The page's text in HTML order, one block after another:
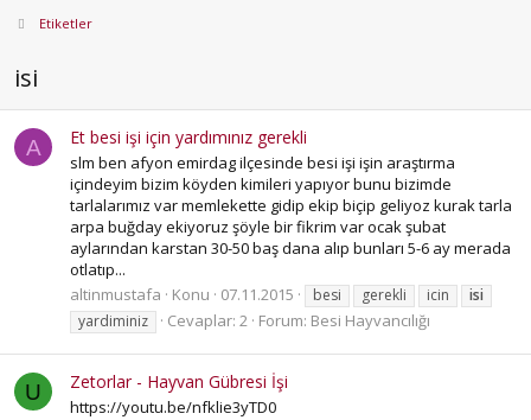
Etiketler
isi
A Et besi işi için yardımınız gerekli
slm ben afyon emirdag ilçesinde besi işi işin araştırma
içindeyim bizim köyden kimileri yapıyor bunu bizimde
tarlalarımız var memlekette gidip ekip biçip geliyoz kurak tarla
arpa buğday ekiyoruz şöyle bir fikrim var ocak şubat
aylarından karstan 30-50 baş dana alıp bunları 5-6 ay merada
otlatıp...
altinmustafa
Konu 07.11.2015 besi gerekli icin
isi
yardiminiz
Cevaplar: 2 Forum: Besi Hayvancılığı
U Zetorlar - Hayvan Gübresi İşi
https://youtu.be/nfklie3yTD0